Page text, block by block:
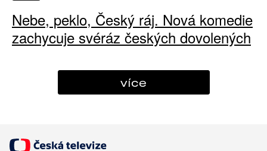
Nebe, peklo, Český ráj. Nová komedie
zachycuje svéráz českých dovolených
více